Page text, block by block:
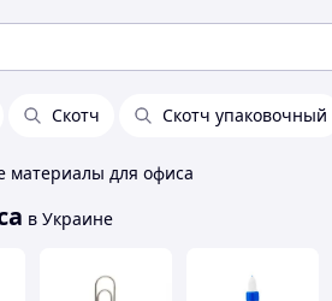
Скотч Скотч упаковочный
материалы для офиса
в Украине